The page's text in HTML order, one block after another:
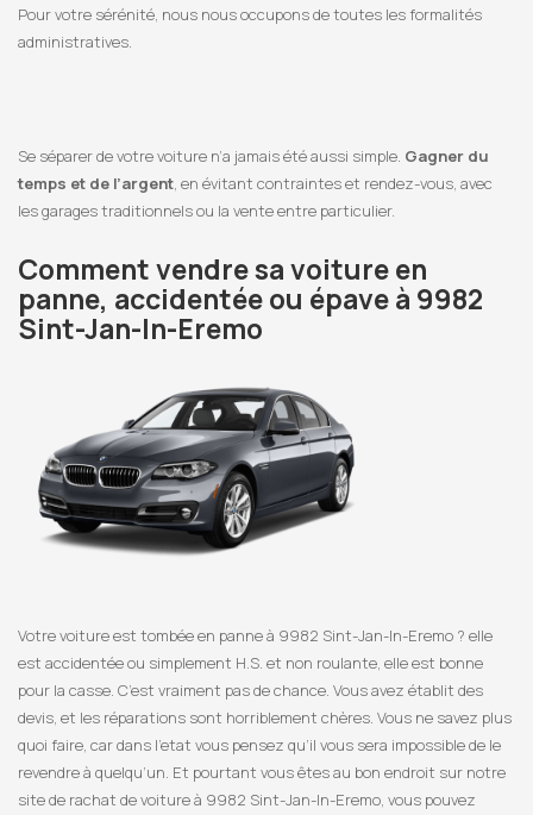
Pour votre sérénité, nous nous occupons de toutes les formalités
administratives.
Se séparer de votre voiture n’a jamais été aussi simple. Gagner du
temps et de l’argent, en évitant contraintes et rendez-vous, avec
les garages traditionnels ou la vente entre particulier.
Comment vendre sa voiture en
panne, accidentée ou épave à 9982
Sint-Jan-In-Eremo
Votre voiture est tombée en panne à 9982 Sint-Jan-In-Eremo ? elle
est accidentée ou simplement H.S. et non roulante, elle est bonne
pour la casse. C’est vraiment pas de chance. Vous avez établit des
devis, et les réparations sont horriblement chères. Vous ne savez plus
quoi faire, car dans l’etat vous pensez qu’il vous sera impossible de le
revendre à quelqu’un. Et pourtant vous êtes au bon endroit sur notre
site de rachat de voiture à 9982 Sint-Jan-In-Eremo, vous pouvez